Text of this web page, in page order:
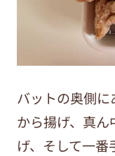
バットの奥側
から揚げ、真
げ、そして一